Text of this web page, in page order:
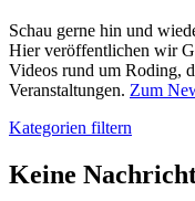
Schau gerne hin und
Hier veröffentlichen wir
Videos rund um Roding,
Veranstaltungen. Zum
Kategorien filtern
Keine